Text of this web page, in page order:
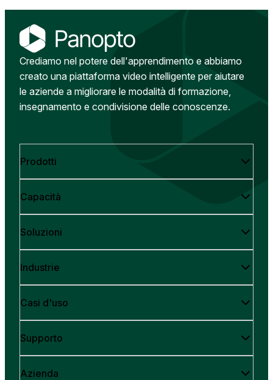
Crediamo nel potere dell'apprendimento e abbiamo
creato una piattaforma video intelligente per aiutare
le aziende a migliorare le modalità di formazione,
insegnamento e condivisione delle conoscenze.
Prodotti
Capacità
Soluzioni
Industrie
Casi d'uso
Supporto
Azienda